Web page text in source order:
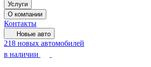
Услуги
О компании
Контакты
Новые авто
218 новых автомобилей
в наличии